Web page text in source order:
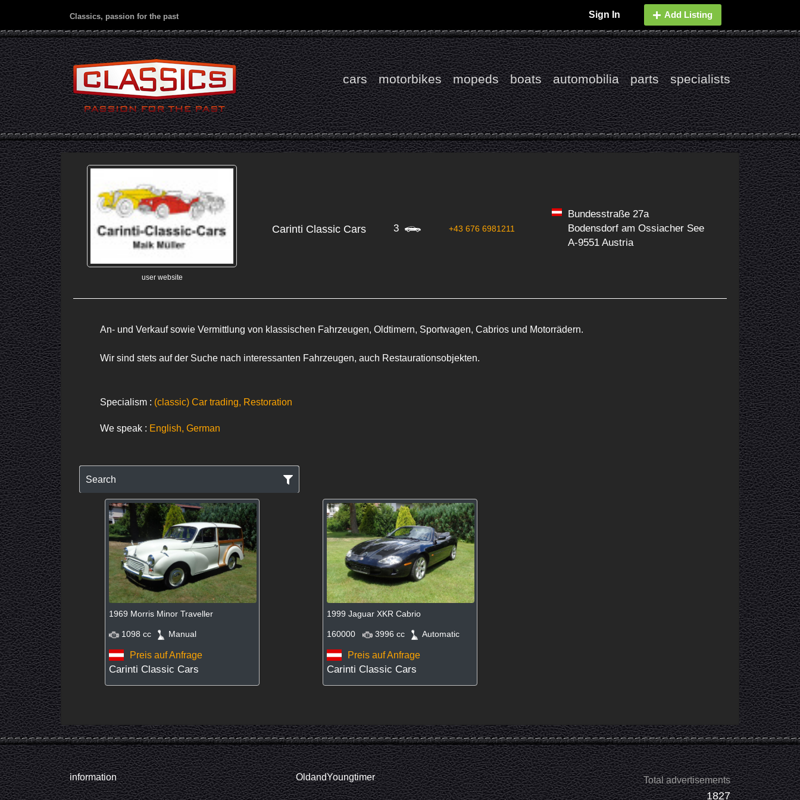
Classics, passion for the past Sign In Add Listing
cars motorbikes mopeds boats automobilia parts specialists
user website
Carinti Classic Cars 3 +43 676 6981211
Bundesstraße 27a
Bodensdorf am Ossiacher See
A-9551 Austria
An- und Verkauf sowie Vermittlung von klassischen Fahrzeugen, Oldtimern, Sportwagen, Cabrios und Motorrädern.
Wir sind stets auf der Suche nach interessanten Fahrzeugen, auch Restaurationsobjekten.
Specialism : (classic) Car trading, Restoration
We speak : English, German
Search
1969 Morris Minor Traveller
1098 cc Manual
Preis auf Anfrage
Carinti Classic Cars
1999 Jaguar XKR Cabrio
160000 3996 cc Automatic
Preis auf Anfrage
Carinti Classic Cars
information OldandYoungtimer Total advertisements
1827